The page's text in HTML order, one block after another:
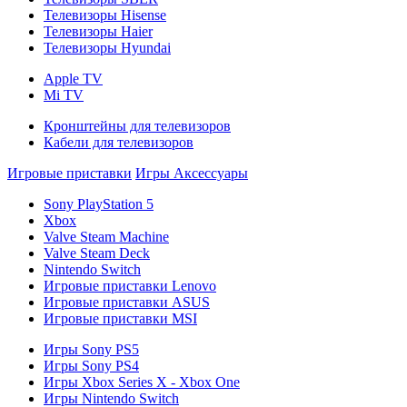
Телевизоры Hisense
Телевизоры Haier
Телевизоры Hyundai
Apple TV
Mi TV
Кронштейны для телевизоров
Кабели для телевизоров
Игровые приставки Игры Аксессуары
Sony PlayStation 5
Xbox
Valve Steam Machine
Valve Steam Deck
Nintendo Switch
Игровые приставки Lenovo
Игровые приставки ASUS
Игровые приставки MSI
Игры Sony PS5
Игры Sony PS4
Игры Xbox Series X - Xbox One
Игры Nintendo Switch